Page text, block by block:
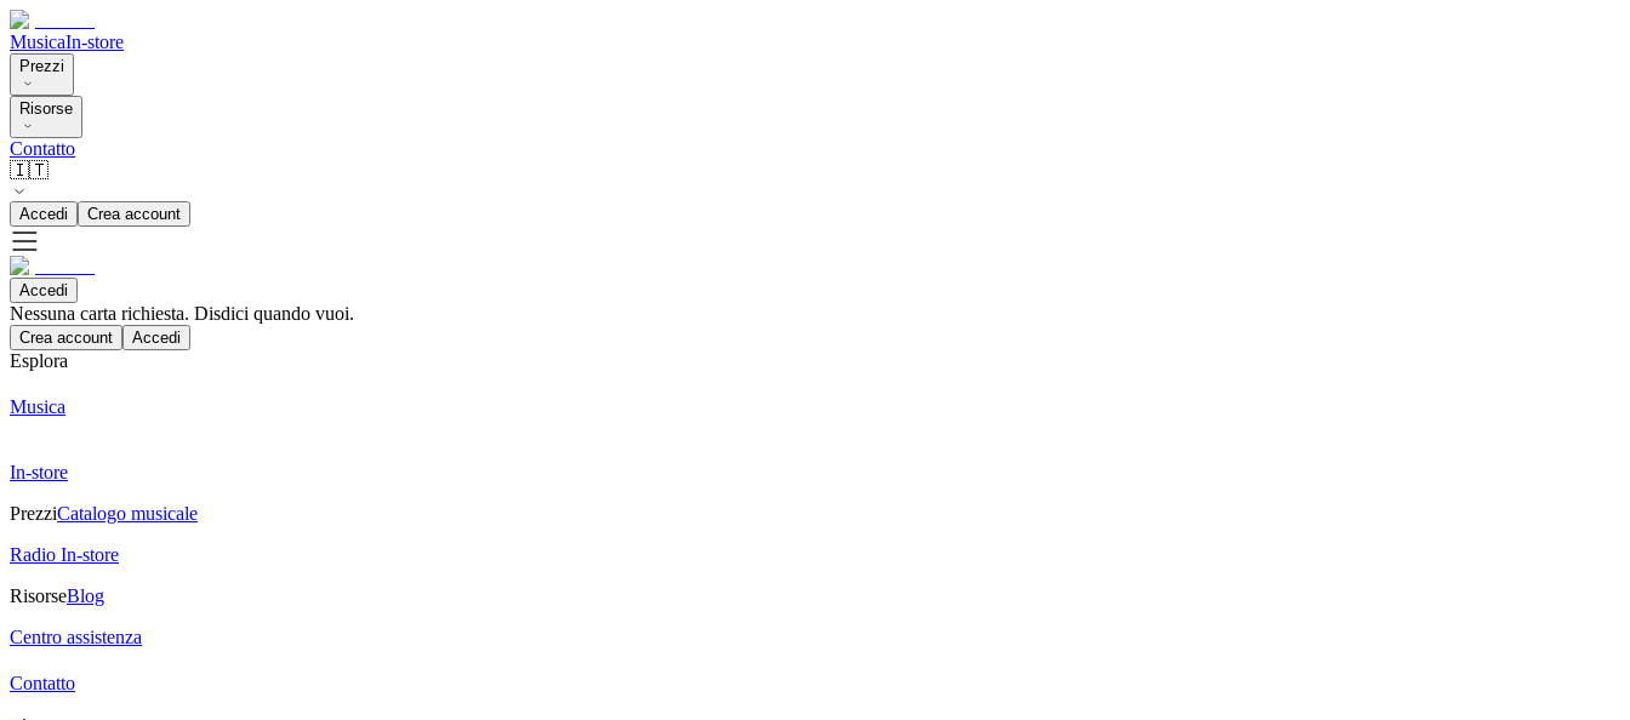
MusicaIn-store
Prezzi
Risorse
Contatto
🇮🇹
Accedi Crea account
Accedi
Nessuna carta richiesta. Disdici quando vuoi.
Crea account Accedi
Esplora
Musica
In-store
PrezziCatalogo musicale
Radio In-store
RisorseBlog
Centro assistenza
Contatto